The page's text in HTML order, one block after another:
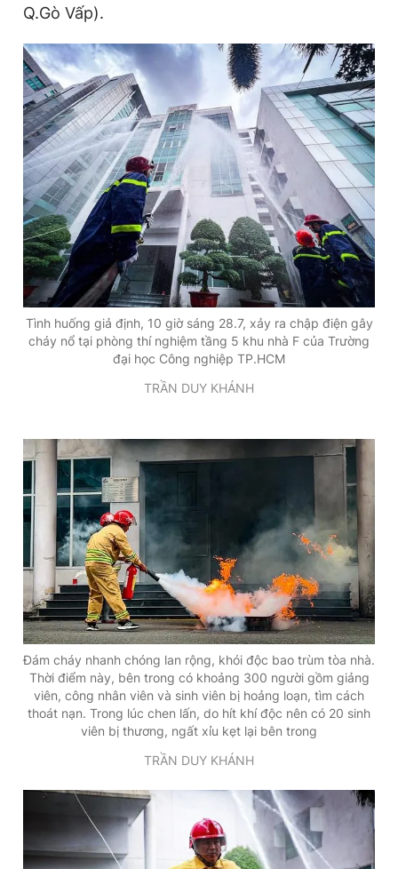
Giấy phép xuất bản số 110/GP - BTTTT cấp ngày 24.3.2020
© 2003-2026 Bản quyền thuộc về Báo Thanh Niên. Cấm sao
bản. Phát triển bởi ePi Technologies, JSC.
e
Q.Gò Vấp).
Tình huống giả định, 10 giờ sáng 28.7, xảy ra chập điện gây
cháy nổ tại phòng thí nghiệm tầng 5 khu nhà F của Trường
đại học Công nghiệp TP.HCM
TRẦN DUY KHÁNH
Đám cháy nhanh chóng lan rộng, khói độc bao trùm tòa nhà.
Thời điểm này, bên trong có khoảng 300 người gồm giảng
viên, công nhân viên và sinh viên bị hoảng loạn, tìm cách
thoát nạn. Trong lúc chen lấn, do hít khí độc nên có 20 sinh
viên bị thương, ngất xỉu kẹt lại bên trong
TRẦN DUY KHÁNH